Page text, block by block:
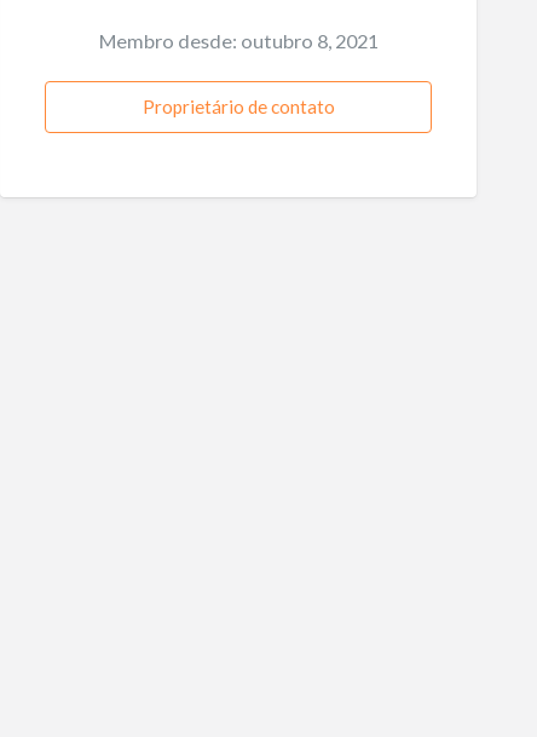
Membro desde: outubro 8, 2021
Proprietário de contato